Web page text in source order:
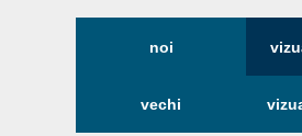
noi
vechi